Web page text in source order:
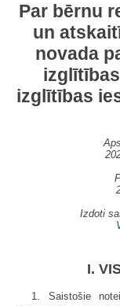
Par bērnu
un
novada
izglītības
Izdoti
I.
1. Saistošie